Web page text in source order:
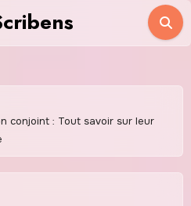
conjoint : Tout savoir sur leur